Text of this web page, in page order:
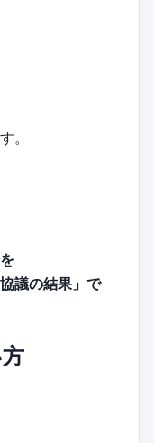
。
議の結果」で